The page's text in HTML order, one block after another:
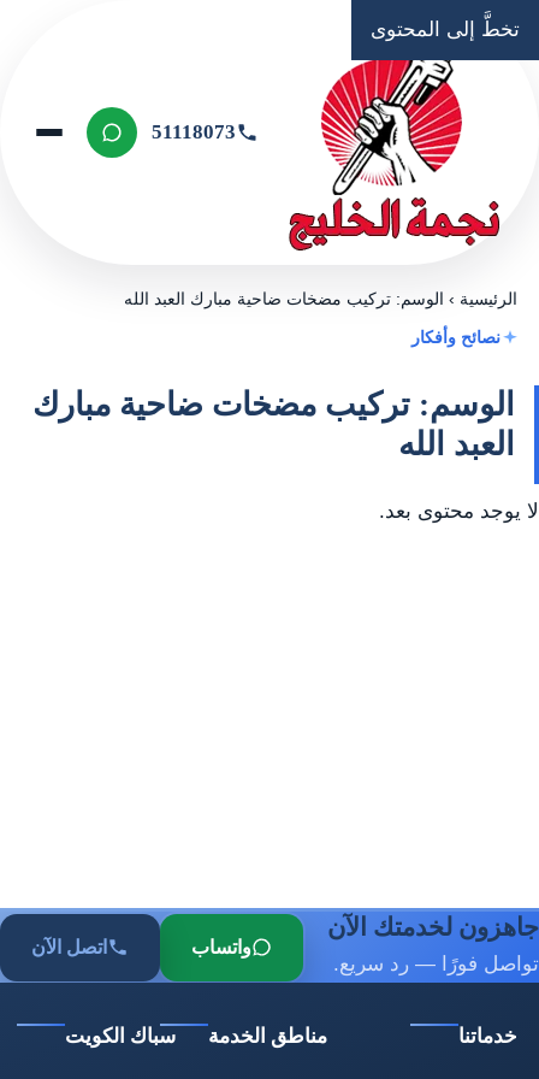
تخطَّ إلى المحتوى
51118073
الرئيسية ›الوسم: تركيب مضخات ضاحية مبارك العبد الله
نصائح وأفكار
الوسم: تركيب مضخات ضاحية مبارك
العبد الله
لا يوجد محتوى بعد.
جاهزون لخدمتك الآن
تواصل فورًا — رد سريع.
واتساب اتصل الآن
خدماتنا مناطق الخدمة سباك الكويت